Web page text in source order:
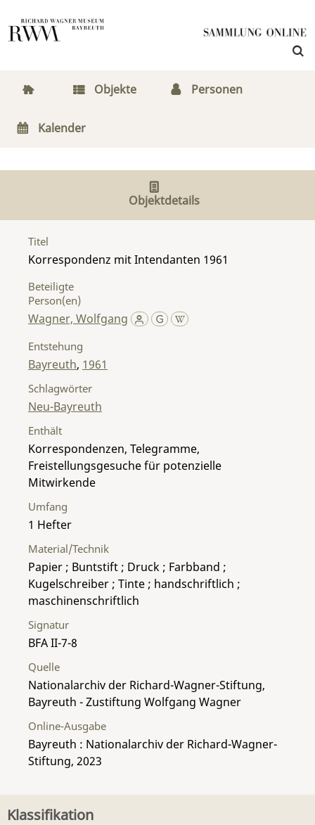
Objekte Personen
Kalender
Objektdetails
Titel
Korrespondenz mit Intendanten 1961
Beteiligte
Person(en)
Wagner, Wolfgang
Entstehung
Bayreuth, 1961
Umfang
1 Hefter
Material/Technik
Papier ; Buntstift ; Druck ; Farbband ;
Kugelschreiber ; Tinte ; handschriftlich ;
maschinenschriftlich
Enthält
Korrespondenzen, Telegramme,
Freistellungsgesuche für potenzielle
Mitwirkende
Signatur
BFA II-7-8
Quelle
Nationalarchiv der Richard-Wagner-Stiftung,
Bayreuth - Zustiftung Wolfgang Wagner
Schlagwörter
Neu-Bayreuth
Online-Ausgabe
Bayreuth : Nationalarchiv der Richard-Wagner-
Stiftung, 2023
Klassifikation